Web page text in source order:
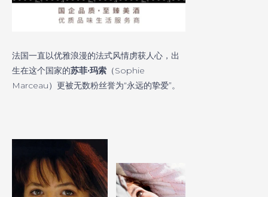
法国一直以优雅浪漫的法式风情虏获人心，出
生在这个国家的苏菲·玛索 （Sophie
Marceau）更被无数粉丝誉为“永远的挚爱”。